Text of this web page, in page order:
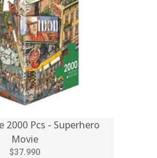
2000 Pcs - Superhero
Movie
$37.990